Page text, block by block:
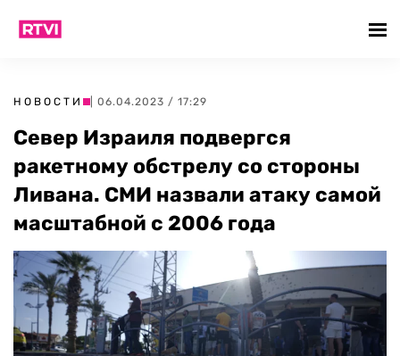
НОВОСТИ | 06.04.2023 / 17:29
Север Израиля подвергся
ракетному обстрелу со стороны
Ливана. СМИ назвали атаку самой
масштабной с 2006 года